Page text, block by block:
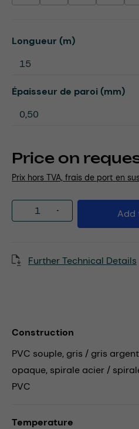
Price on
Prix hors TVA, frais de port en
Select
Longueur (m)
Select
Épaisseur de paroi (mm)
Product Quantity:Add
Further Technical Details
Construction
PVC souple, gris / gris
opaque, spirale acier /
PVC
Temperature